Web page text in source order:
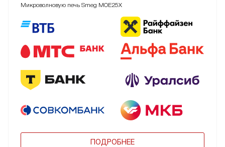
Микроволновую печь Smeg MOE25X
ПОДРОБНЕЕ